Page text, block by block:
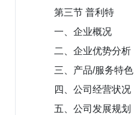
第三节 普利特
一、企业概况
二、企业优势分析
三、产品/服务特色
四、公司经营状况
五、公司发展规划